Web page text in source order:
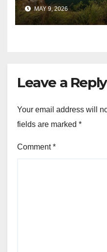
MAY 9, 2026
Leave a Reply
Your email address will
fields are marked *
Comment*